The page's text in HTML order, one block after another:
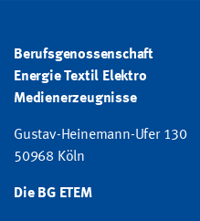
Berufsgenossenschaft
Energie Textil Elektro
Medienerzeugnisse
Gustav-Heinemann-Ufer 130
50968 Köln
Die BG ETEM